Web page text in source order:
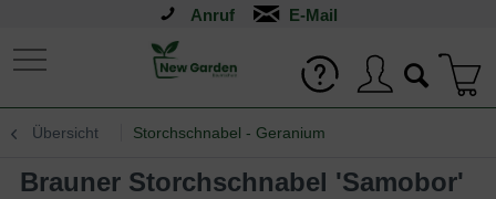
Anruf
Übersicht Storchschnabel - Geranium
Brauner Storchschnabel 'Samobor'